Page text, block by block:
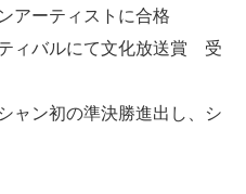
アーティストに合格
ィバルにて文化放送賞 受
ャン初の準決勝進出し、シ